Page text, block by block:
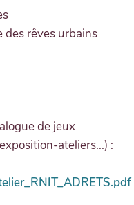
des rêves urbains
de jeux
ateliers...) :